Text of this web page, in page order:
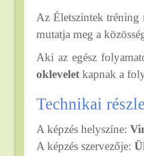
Az Életszintek tréning
mutatja meg a
Aki az egész
oklevelet kapnak a
Technikai
A képzés helyszíne:
A képzés szervezője: